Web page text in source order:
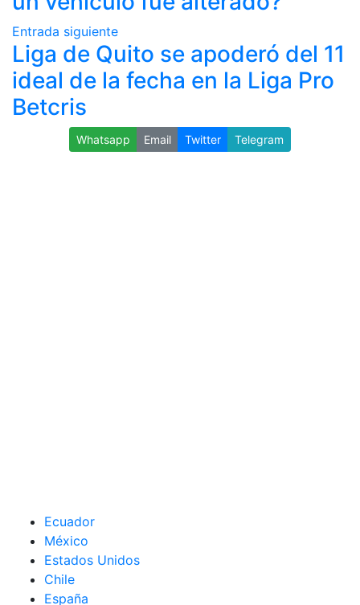
Entrada siguiente
Liga de Quito se apoderó del 11
ideal de la fecha en la Liga Pro
Betcris
Whatsapp Email Twitter Telegram
Ecuador
México
Estados Unidos
Chile
España